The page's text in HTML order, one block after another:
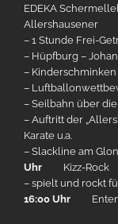
EDEKA
Allershausener
– 1 Stunde Frei-
– Hüpfburg –
–
–
– Seilbahn über
– Auftritt der
Karate u.a.
– Slackline am
Uhr
Kizz-Rock
– spielt und rockt
16:00 Uhr